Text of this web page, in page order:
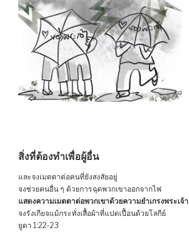
สิ่งที่ต้องทำเพื่อผู้อื่น
และจงเมตตาต่อคนที่ยังสงสัยอยู่
จงช่วยคนอื่น ๆ ด้วยการฉุดพวกเขาออกจากไฟ
แสดงความเมตตาต่อพวกเขาด้วยความยำเกรงพระเจ้า
จงรังเกียจแม้กระทั่งเสื้อผ้าที่แปดเปื้อนด้วยโลกีย์
ยูดา 1:22-23